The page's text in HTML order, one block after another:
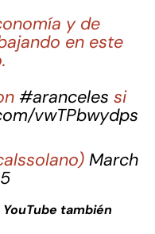
y de
en este
#aranceles si
vwTPbwydps
March
también